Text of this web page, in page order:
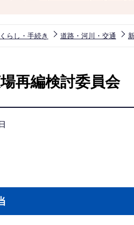
くらし・手続き 道路・河川・交通
再編検討委員会